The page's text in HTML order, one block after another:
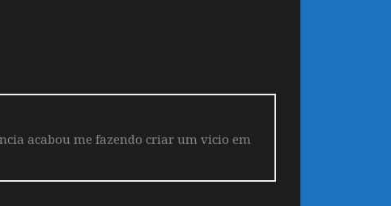
acabou me fazendo criar um vicio em